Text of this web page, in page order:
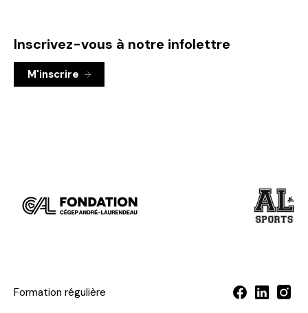
Inscrivez-vous à notre infolettre
M'inscrire
Visiter
le
du
Cégep
Visiter
le
site
du
Cégep
Formation régulière